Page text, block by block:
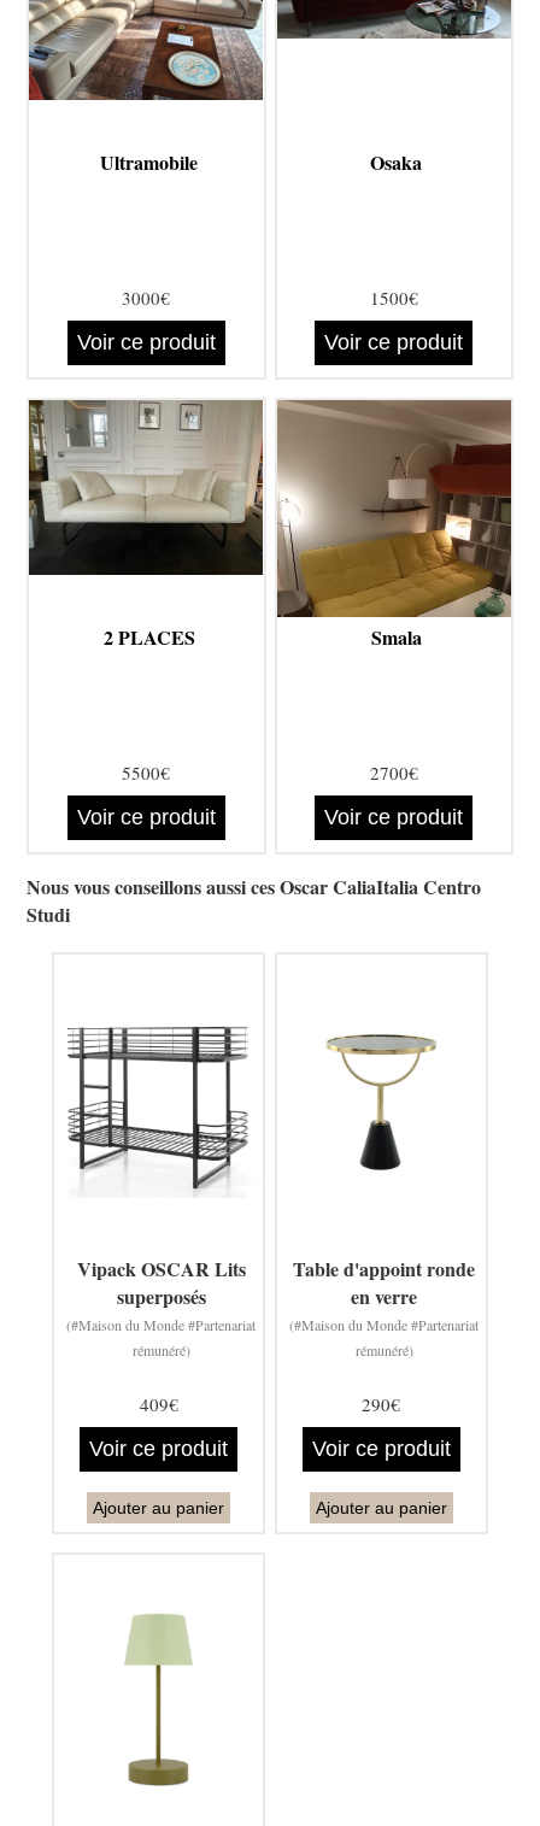
Ultramobile
3000€
Voir ce produit
Osaka
1500€
Voir ce produit
2 PLACES
5500€
Voir ce produit
Smala
2700€
Voir ce produit
Nous vous conseillons aussi ces Oscar CaliaItalia Centro
Studi
Vipack OSCAR Lits
superposés
(#Maison du Monde #Partenariat
rémunéré)
409€
Voir ce produit
Ajouter au panier
Table d'appoint ronde
en verre
(#Maison du Monde #Partenariat
rémunéré)
290€
Voir ce produit
Ajouter au panier